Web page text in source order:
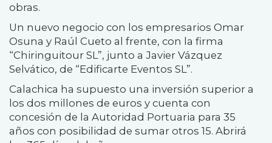
obras.
Un nuevo negocio con los empresarios Omar
Osuna y Raúl Cueto al frente, con la firma
“Chiringuitour SL”, junto a Javier Vázquez
Selvático, de “Edificarte Eventos SL”.
Calachica ha supuesto una inversión superior a
los dos millones de euros y cuenta con
concesión de la Autoridad Portuaria para 35
años con posibilidad de sumar otros 15. Abrirá